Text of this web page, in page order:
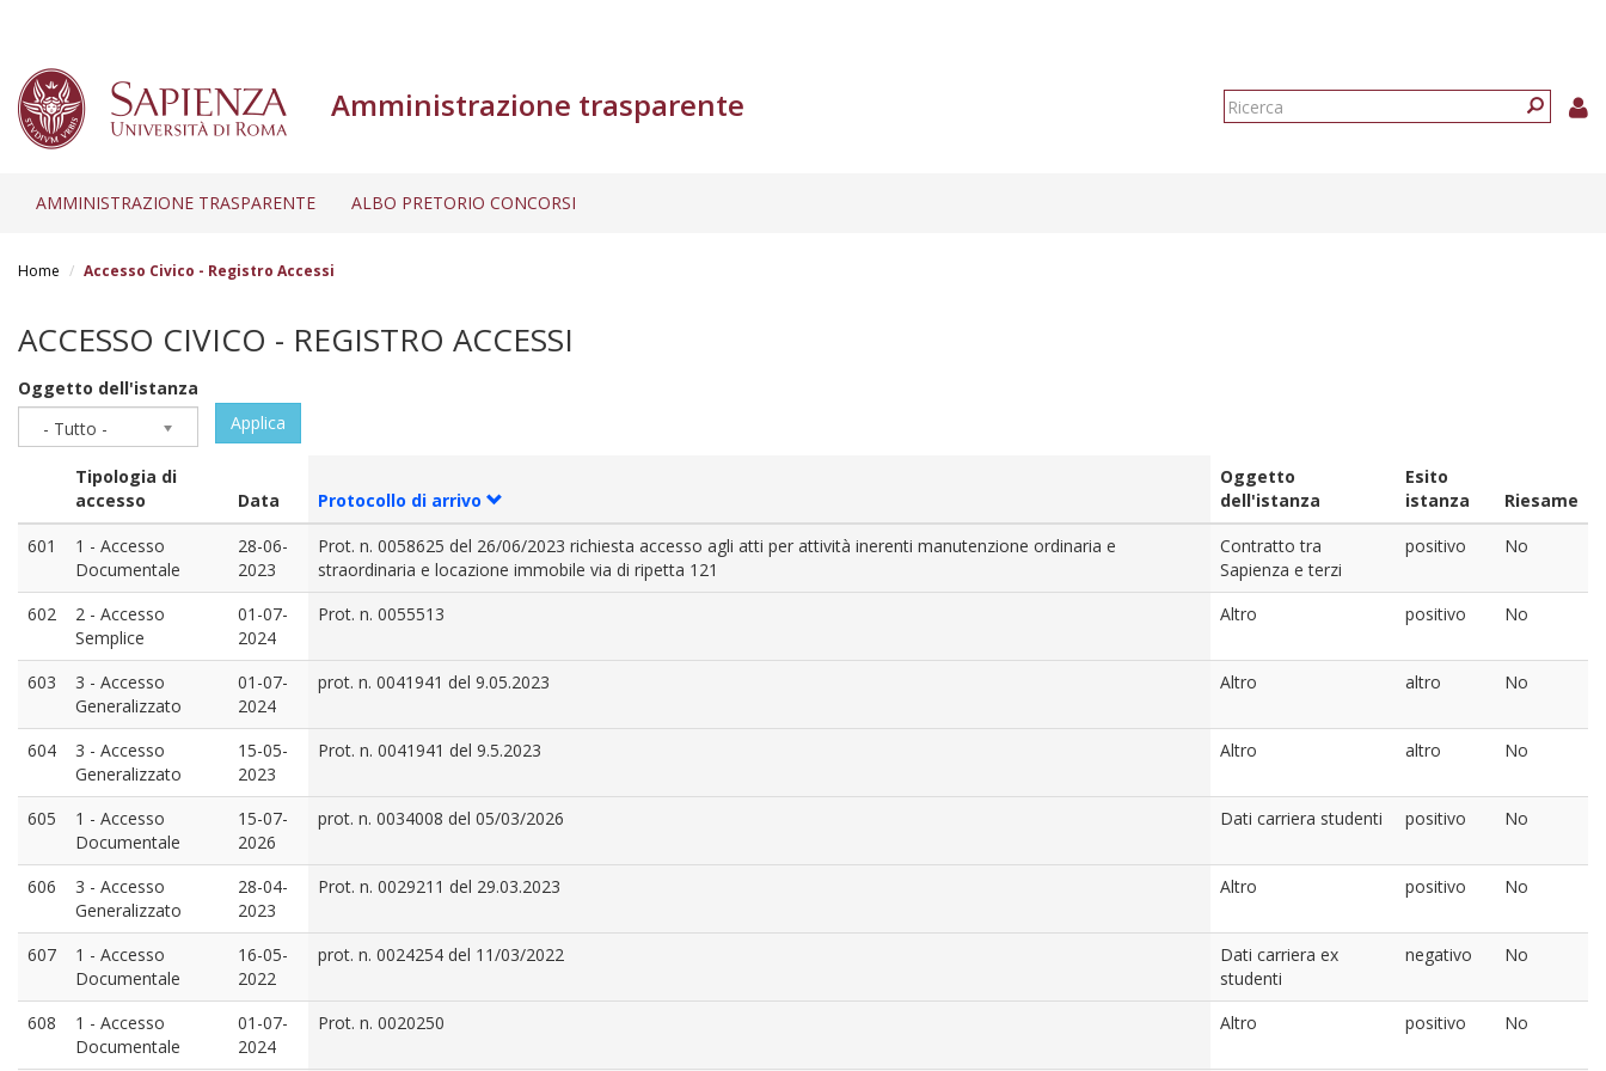
Amministrazione trasparente
Form
AMMINISTRAZIONE TRASPARENTE ALBO PRETORIO CONCORSI
Home Accesso Civico - Registro Accessi
ACCESSO CIVICO - REGISTRO ACCESSI
Oggetto dell'istanza
- Tutto -
Applica
Tipologia di
accesso
Data Protocollo di arrivo
Oggetto
dell'istanza
Esito
istanza
Riesame
601
1 - Accesso
Documentale
28-06-
2023
Prot. n. 0058625 del 26/06/2023 richiesta accesso agli atti per attività inerenti manutenzione ordinaria e
straordinaria e locazione immobile via di ripetta 121
Contratto tra
Sapienza e terzi
positivo No
602
2 - Accesso
Semplice
01-07-
2024
Prot. n. 0055513 Altro positivo No
603
3 - Accesso
Generalizzato
01-07-
2024
prot. n. 0041941 del 9.05.2023 Altro altro No
604
3 - Accesso
Generalizzato
15-05-
2023
Prot. n. 0041941 del 9.5.2023 Altro altro No
605
1 - Accesso
Documentale
15-07-
2026
prot. n. 0034008 del 05/03/2026 Dati carriera studenti positivo No
606
3 - Accesso
Generalizzato
28-04-
2023
Prot. n. 0029211 del 29.03.2023 Altro positivo No
607
1 - Accesso
Documentale
16-05-
2022
prot. n. 0024254 del 11/03/2022
Dati carriera ex
studenti
negativo No
608
1 - Accesso
Documentale
01-07-
2024
Prot. n. 0020250 Altro positivo No